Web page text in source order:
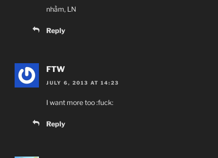
nhầm, LN
Reply
FTW
JULY 6, 2013 AT 14:23
I want more too :fuck:
Reply